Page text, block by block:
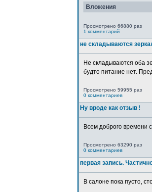
Вложения
Просмотрено 66880 раз
1 комментарий
не складываются
Не складываются оба
будто питание нет.
Просмотрено 59955 раз
0 комментариев
Ну вроде как отзыв !
Всем доброго времени
Просмотрено 63290 раз
0 комментариев
первая запись.
В салоне пока пусто,